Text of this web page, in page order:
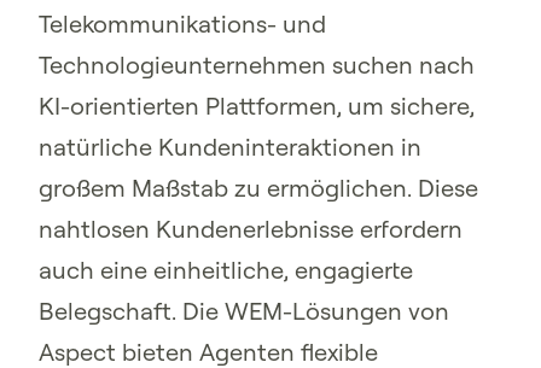
Telekommunikations- und
Technologieunternehmen suchen nach
KI-orientierten Plattformen, um sichere,
natürliche Kundeninteraktionen in
großem Maßstab zu ermöglichen. Diese
nahtlosen Kundenerlebnisse erfordern
auch eine einheitliche, engagierte
Belegschaft. Die WEM-Lösungen von
Aspect bieten Agenten flexible